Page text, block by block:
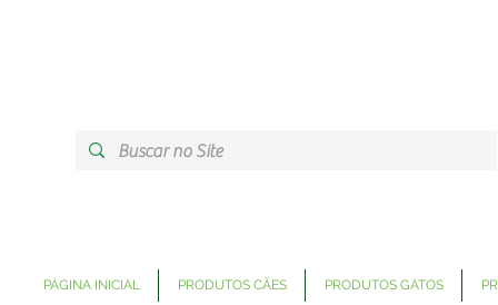
PÁGINA INICIAL PRODUTOS CÃES PRODUTOS GATOS